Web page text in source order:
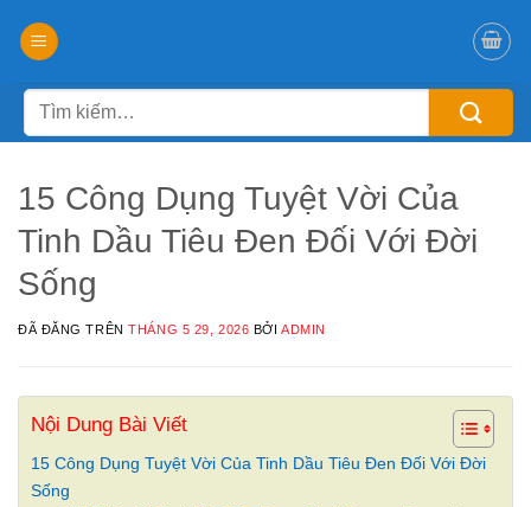
đến
dungTìm
kiếm:
15 Công Dụng Tuyệt Vời Của
Tinh Dầu Tiêu Đen Đối Với Đời
Sống
ĐÃ ĐĂNG TRÊNTHÁNG 5 29, 2026 BỞIADMIN
Nội Dung Bài Viết
15 Công Dụng Tuyệt Vời Của Tinh Dầu Tiêu Đen Đối Với Đời
Sống